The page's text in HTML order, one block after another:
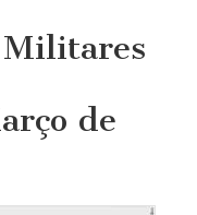
Militares
de